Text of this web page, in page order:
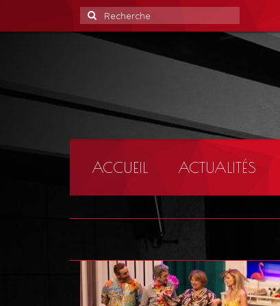
Rechercher
:
ACCUEIL ACTUALITÉS